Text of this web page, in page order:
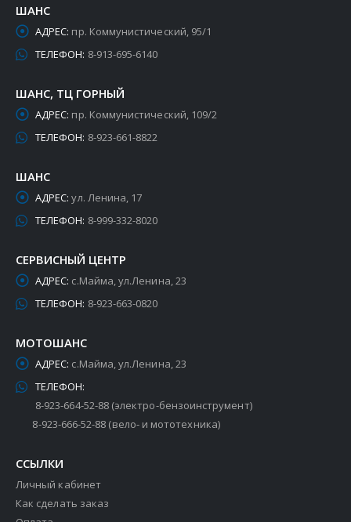
ШАНС
АДРЕС: пр. Коммунистический, 95/1
ТЕЛЕФОН: 8-913-695-6140
ШАНС, ТЦ ГОРНЫЙ
АДРЕС: пр. Коммунистический, 109/2
ТЕЛЕФОН: 8-923-661-8822
ШАНС
АДРЕС: ул. Ленина, 17
ТЕЛЕФОН: 8-999-332-8020
СЕРВИСНЫЙ ЦЕНТР
АДРЕС: с.Майма, ул.Ленина, 23
ТЕЛЕФОН: 8-923-663-0820
МОТОШАНС
АДРЕС: с.Майма, ул.Ленина, 23
ТЕЛЕФОН:
8-923-664-52-88 (электро-бензоинструмент)
8-923-666-52-88 (вело- и мототехника)
ССЫЛКИ
Личный кабинет
Как сделать заказ